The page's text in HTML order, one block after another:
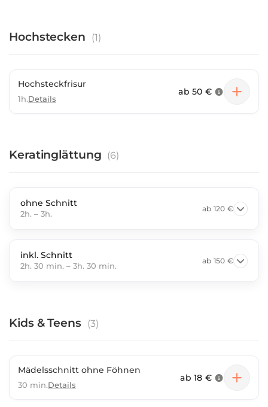
Hochstecken (1)
Hochsteckfrisur
1h.Details
ab 50 €
Keratinglättung (6)
ohne Schnitt
2h. – 3h.
ab 120 €
inkl. Schnitt
2h. 30 min. – 3h. 30 min.
ab 150 €
Kids & Teens (3)
Mädelsschnitt ohne Föhnen
30 min.Details
ab 18 €